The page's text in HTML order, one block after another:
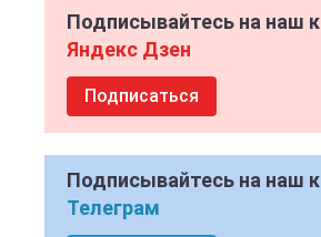
Подписывайтесь на наш
Яндекс Дзен
Подписаться
Подписывайтесь на наш
Телеграм